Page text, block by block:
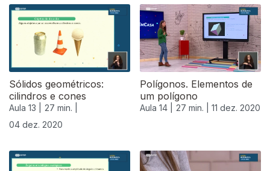
Sólidos geométricos:
cilindros e cones
Aula 13 |
27 min. |
04 dez. 2020
Polígonos. Elementos de
um polígono
Aula 14 | 27 min. | 11 dez. 2020